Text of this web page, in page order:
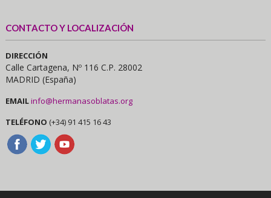
CONTACTO Y LOCALIZACIÓN
DIRECCIÓN
Calle Cartagena, Nº 116 C.P. 28002
MADRID (España)
EMAILinfo@hermanasoblatas.org
TELÉFONO (+34) 91 415 16 43